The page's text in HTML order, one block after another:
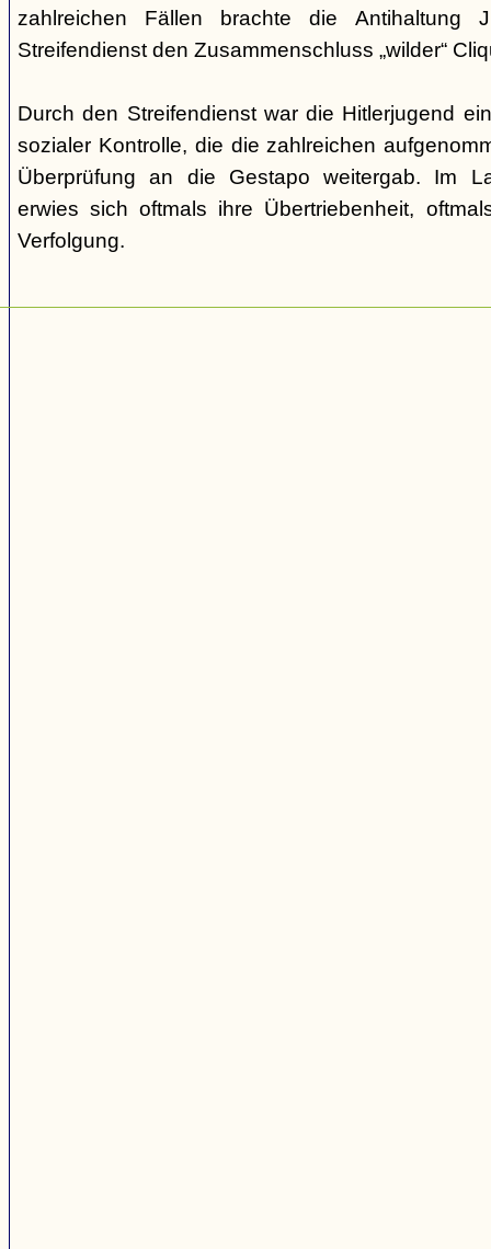
zahlreichen Fällen brachte die Antihaltung
Streifendienst den Zusammenschluss „wilder“
Durch den Streifendienst war die Hitlerjugend
sozialer Kontrolle, die die zahlreichen
Überprüfung an die Gestapo weitergab. Im
erwies sich oftmals ihre Übertriebenheit,
Verfolgung.